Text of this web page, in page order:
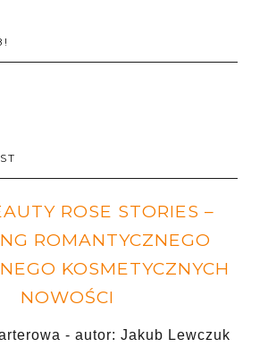
ROSE STORIES –
ROMANTYCZNEGO
KOSMETYCZNYCH
NOWOŚCI
- autor: Jakub Lewczuk